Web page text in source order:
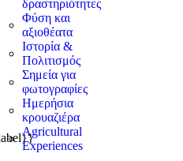
δραστηριότητες
Φύση και
αξιοθέατα
Ιστορία &
Πολιτισμός
Σημεία για
φωτογραφίες
Ημερήσια
κρουαζιέρα
Agricultural
Experiences